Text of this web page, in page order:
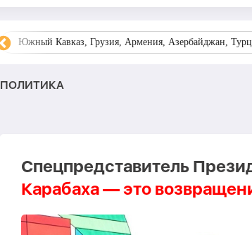
Южный Кавказ, Грузия, Армения, Азербайджан,
ПОЛИТИКА
Спецпредставитель
Карабаха — это